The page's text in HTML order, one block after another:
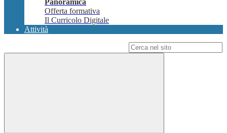
Panoramica
Offerta formativa
Il Curricolo Digitale
Attività